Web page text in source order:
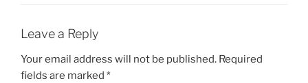
Leave a Reply
Your email address will not be published. Required
fields are marked *